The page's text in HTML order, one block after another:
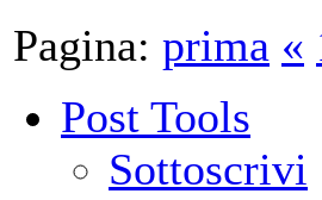
Pagina: prima «
Post Tools
Sottoscrivi